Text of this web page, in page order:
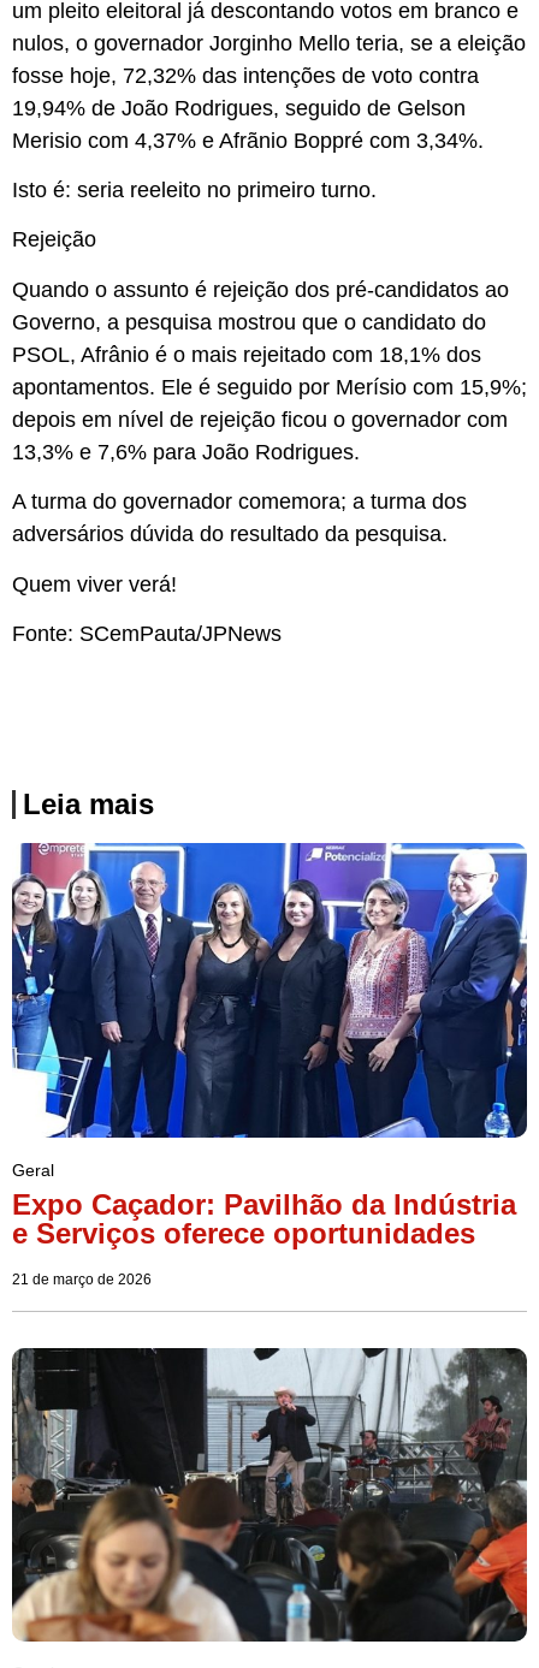
um pleito eleitoral já descontando votos em branco e
nulos, o governador Jorginho Mello teria, se a eleição
fosse hoje, 72,32% das intenções de voto contra
19,94% de João Rodrigues, seguido de Gelson
Merisio com 4,37% e Afrãnio Boppré com 3,34%.
Isto é: seria reeleito no primeiro turno.
Rejeição
Quando o assunto é rejeição dos pré-candidatos ao
Governo, a pesquisa mostrou que o candidato do
PSOL, Afrânio é o mais rejeitado com 18,1% dos
apontamentos. Ele é seguido por Merísio com 15,9%;
depois em nível de rejeição ficou o governador com
13,3% e 7,6% para João Rodrigues.
A turma do governador comemora; a turma dos
adversários dúvida do resultado da pesquisa.
Quem viver verá!
Fonte: SCemPauta/JPNews
Leia mais
Geral
Expo Caçador: Pavilhão da Indústria
e Serviços oferece oportunidades
21 de março de 2026